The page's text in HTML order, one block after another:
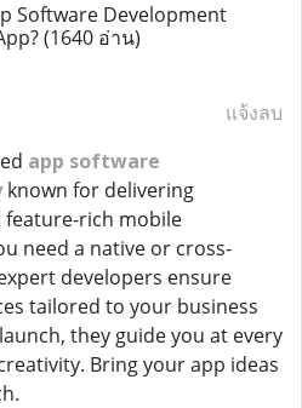
Software Development
(1640 อ่าน)
แจ้งลบ
app software
known for delivering
feature-rich mobile
need a native or cross-
developers ensure
tailored to your business
they guide you at every
Bring your app ideas